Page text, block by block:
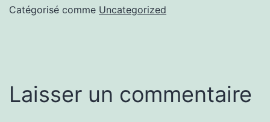
Catégorisé comme Uncategorized
Laisser un commentaire